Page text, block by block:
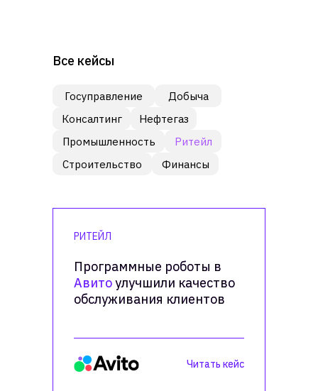
Госуправление
Добыча
Консалтинг
Нефтегаз
Промышленность
Ритейл
Строительство
Финансы
Все кейсы
Читать кейс
Читать кейс
Программные роботы в
Авито улучшили качество
обслуживания клиентов
Программные роботы в
Авитоулучшили качество
обслуживания клиентов
РИТЕЙЛ
Технологический лидер